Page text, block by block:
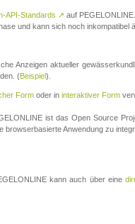
API-Standards ↗ auf
und kann sich noch inkompatibel
Anzeigen aktueller
(Beispiel).
Form oder in interaktiver Form
ist das Open Source
browserbasierte Anwendung zu
kann auch über eine